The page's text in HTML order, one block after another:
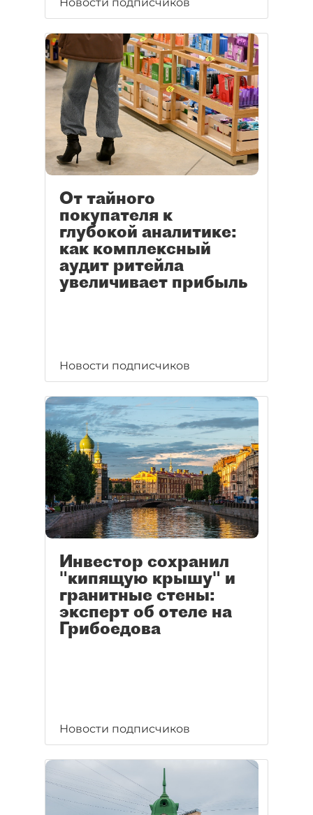
От тайного
покупателя к
глубокой аналитике:
как комплексный
аудит ритейла
увеличивает прибыль
Новости подписчиков
Инвестор сохранил
"кипящую крышу" и
гранитные стены:
эксперт об отеле на
Грибоедова
Новости подписчиков